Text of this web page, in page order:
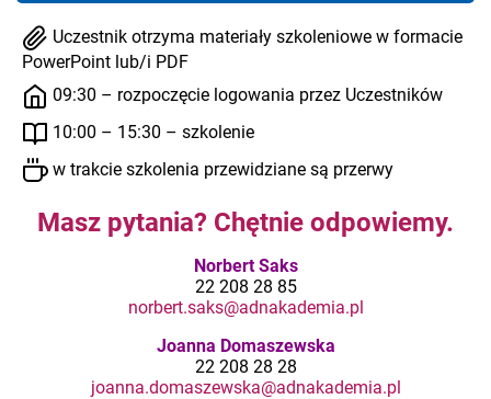
Uczestnik otrzyma materiały szkoleniowe w formacie
PowerPoint lub/i PDF
09:30 – rozpoczęcie logowania przez Uczestników
10:00 – 15:30 – szkolenie
w trakcie szkolenia przewidziane są przerwy
Masz pytania? Chętnie odpowiemy.
Norbert Saks
22 208 28 85
norbert.saks@adnakademia.pl
Joanna Domaszewska
22 208 28 28
joanna.domaszewska@adnakademia.pl